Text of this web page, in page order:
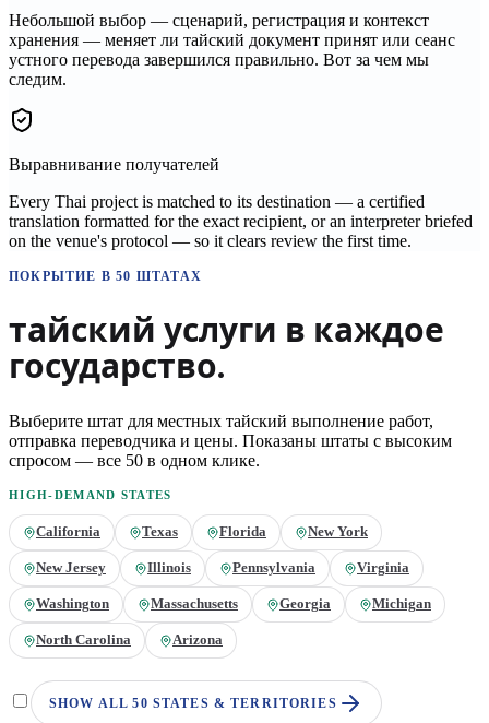
Небольшой выбор — сценарий, регистрация и контекст
хранения — меняет ли тайский документ принят или сеанс
устного перевода завершился правильно. Вот за чем мы
следим.
Выравнивание получателей
Every Thai project is matched to its destination — a certified
translation formatted for the exact recipient, or an interpreter briefed
on the venue's protocol — so it clears review the first time.
ПОКРЫТИЕ В 50 ШТАТАХ
тайский услуги в каждое
государство.
Выберите штат для местных тайский выполнение работ,
отправка переводчика и цены. Показаны штаты с высоким
спросом — все 50 в одном клике.
HIGH-DEMAND STATES
California Texas Florida New York
New Jersey Illinois Pennsylvania Virginia
Washington Massachusetts Georgia Michigan
North Carolina Arizona
SHOW ALL 50 STATES & TERRITORIES